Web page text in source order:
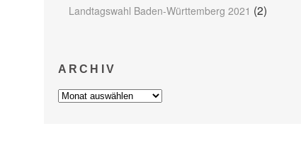
Landtagswahl Baden-Württemberg 2021 (2)
ARCHIV
Archiv